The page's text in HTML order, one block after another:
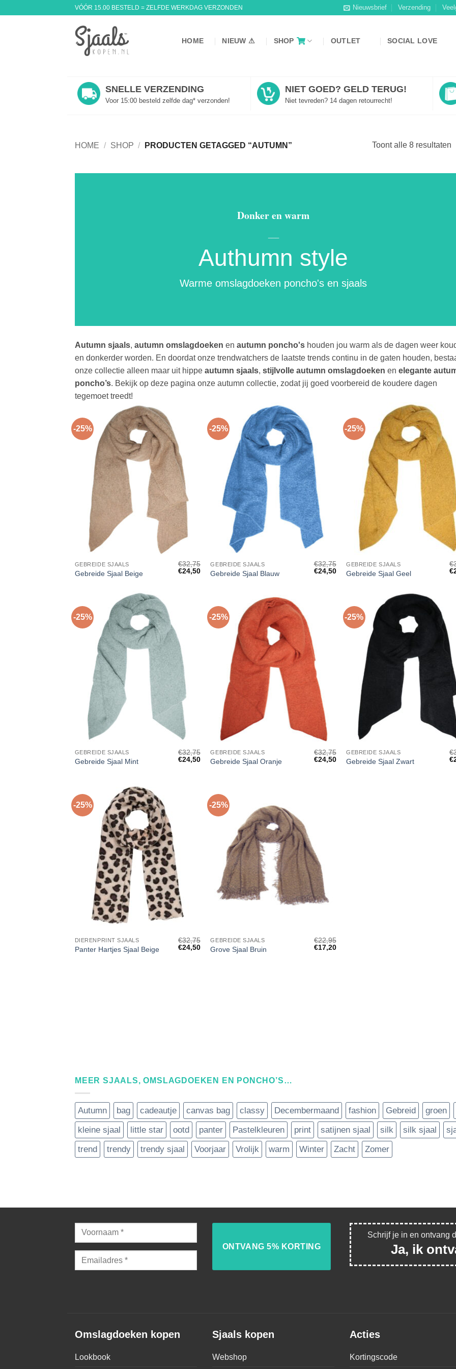
VÓÓR 15.00 BESTELD = ZELFDE WERKDAG VERZONDEN Nieuwsbrief Verzending
HOME NIEUW ⚠ SHOP OUTLET SOCIAL LOVE
SNELLE VERZENDING
Voor 15:00 besteld zelfde dag* verzonden!
NIET GOED? GELD TERUG!
Niet tevreden? 14 dagen retourrecht!
HOME / SHOP / PRODUCTEN GETAGGED “AUTUMN” Toont alle 8 resultaten
Donker en warm
Authumn style
Warme omslagdoeken poncho's en sjaals
Autumn sjaals, autumn omslagdoeken en autumn poncho's houden jou warm als de dagen weer
en donkerder worden. En doordat onze trendwatchers de laatste trends continu in de gaten houden,
onze collectie alleen maar uit hippe autumn sjaals, stijlvolle autumn omslagdoeken en elegante
poncho’s. Bekijk op deze pagina onze autumn collectie, zodat jij goed voorbereid de koudere dagen
tegemoet treedt!
-25%
+
GEBREIDE SJAALS
Gebreide Sjaal Beige
€32,75
Oorspronkelijke
€24,50Huidige
prijs
-25%
GEBREIDE SJAALS
Gebreide Sjaal Blauw
€32,75
Oorspronkelijke
€24,50Huidige
prijs
-25%
+
GEBREIDE SJAALS
Gebreide Sjaal Geel
€
€
-25%
+
GEBREIDE SJAALS
Gebreide Sjaal Mint
€32,75
Oorspronkelijke
€24,50Huidige
prijs
-25%
GEBREIDE SJAALS
Gebreide Sjaal Oranje
€32,75
Oorspronkelijke
€24,50Huidige
prijs
-25%
+
GEBREIDE SJAALS
Gebreide Sjaal Zwart
€
€
-25%
DIERENPRINT SJAALS
Panter Hartjes Sjaal Beige
€32,75
Oorspronkelijke
€24,50Huidige
prijs
-25%
GEBREIDE SJAALS
Grove Sjaal Bruin
€22,95
Oorspronkelijke
€17,20Huidige
MEER SJAALS, OMSLAGDOEKEN EN PONCHO’S…
Autumn bag cadeautje canvas bag classy Decembermaand fashion Gebreid groen
kleine sjaal
little star ootd panter Pastelkleuren print satijnen sjaal silk silk sjaal
trend
trendy trendy sjaal Voorjaar Vrolijk warm Winter Zacht Zomer
Schrijf je in en ontvang
Ja, ik
Omslagdoeken kopen
Lookbook
Sjaals kopen
Webshop
Acties
Kortingscode